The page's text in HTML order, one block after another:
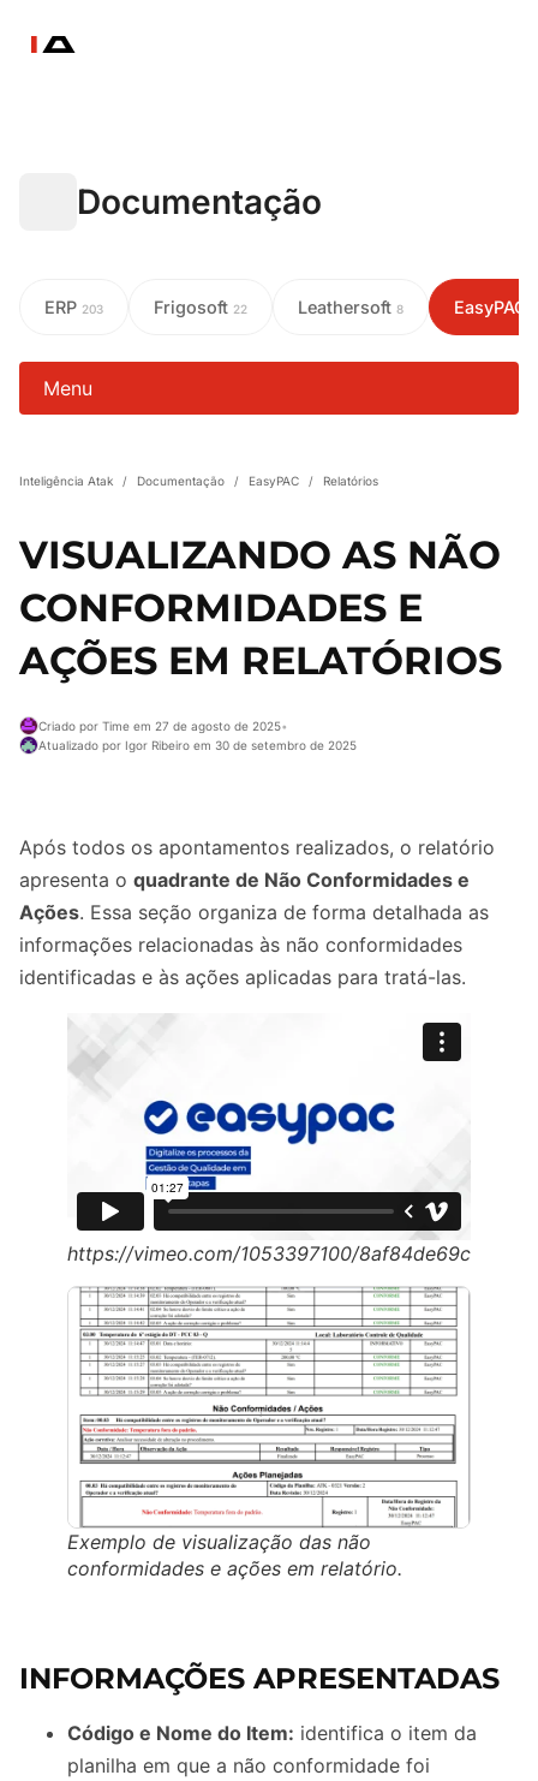
Documentação
ERP 203 Frigosoft 22 Leathersoft 8 EasyPAC
Menu
Inteligência Atak / Documentação / EasyPAC / Relatórios
VISUALIZANDO AS NÃO
CONFORMIDADES E
AÇÕES EM RELATÓRIOS
Criado por Time em 27 de agosto de 2025•
Atualizado por Igor Ribeiro em 30 de setembro de 2025
Após todos os apontamentos realizados, o relatório
apresenta o quadrante de Não Conformidades e
Ações. Essa seção organiza de forma detalhada as
informações relacionadas às não conformidades
identificadas e às ações aplicadas para tratá-las.
https://vimeo.com/1053397100/8af84de69c
Exemplo de visualização das não
conformidades e ações em relatório.
INFORMAÇÕES APRESENTADAS
Código e Nome do Item: identifica o item da
planilha em que a não conformidade foi